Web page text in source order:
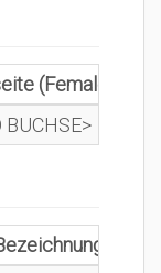
(Female)
BUCHSE>